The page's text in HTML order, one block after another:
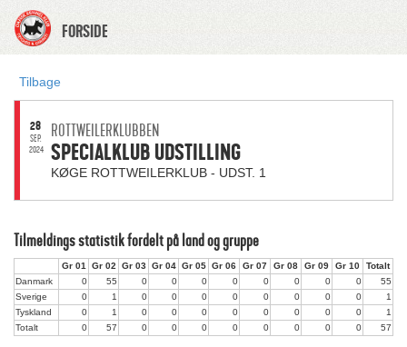
FORSIDE
Tilbage
28
SEP.
2024
ROTTWEILERKLUBBEN
SPECIALKLUB UDSTILLING
KØGE ROTTWEILERKLUB - UDST. 1
Tilmeldings statistik fordelt på land og gruppe
Gr 01 Gr 02 Gr 03 Gr 04 Gr 05 Gr 06 Gr 07 Gr 08 Gr 09 Gr 10
Totalt
Danmark
0 55 0 0 0 0 0 0 0 0
55
Sverige
0 1 0 0 0 0 0 0 0 0
1
Tyskland
0 1 0 0 0 0 0 0 0 0
1
Totalt
0 57 0 0 0 0 0 0 0 0 57